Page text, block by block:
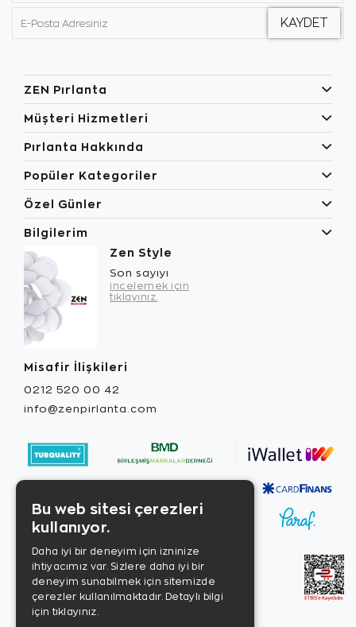
ZEN Pırlanta
Müşteri Hizmetleri
Pırlanta Hakkında
Popüler Kategoriler
Özel Günler
Bilgilerim
Zen Style
Son sayıyı
incelemek için
tıklayınız.
Misafir İlişkileri
0212 520 00 42
info@zenpirlanta.com
Bu web sitesi çerezleri
kullanıyor.
Daha iyi bir deneyim için izninize
ihtiyacımız var. Sizlere daha iyi bir
deneyim sunabilmek için sitemizde
çerezler kullanılmaktadır. Detaylı bilgi
için tıklayınız.